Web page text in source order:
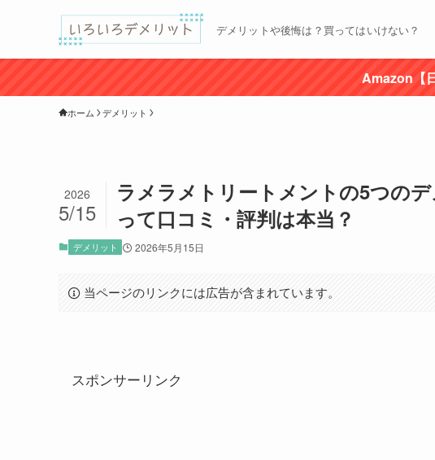
デメリットや後悔は？買ってはいけない？
Amazon【
ホーム デメリット
ラメラメトリートメントの5つの
って口コミ・評判は本当？
2026
5/15
デメリット 2026年5月15日
当ページのリンクには広告が含まれています。
スポンサーリンク